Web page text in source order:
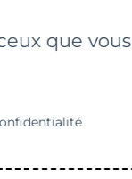
que vous